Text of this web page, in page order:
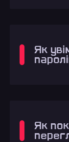
Як
Як